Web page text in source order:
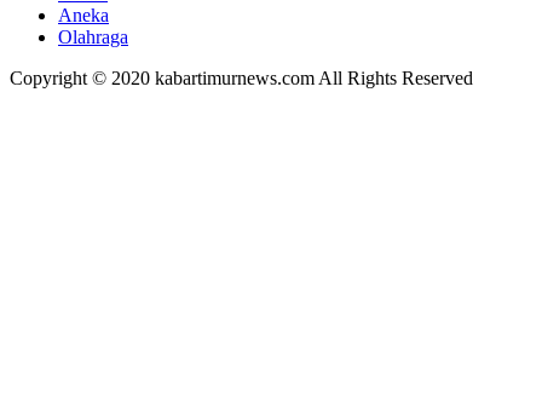
Aneka
Olahraga
Copyright © 2020 kabartimurnews.com All Rights Reserved